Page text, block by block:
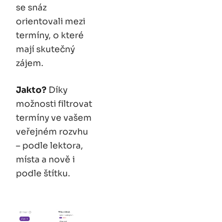
se snáz
orientovali mezi
termíny, o které
mají skutečný
zájem.
Jakto? Díky
možnosti filtrovat
termíny ve vašem
veřejném rozvhu
– podle lektora,
místa a nově i
podle štítku.